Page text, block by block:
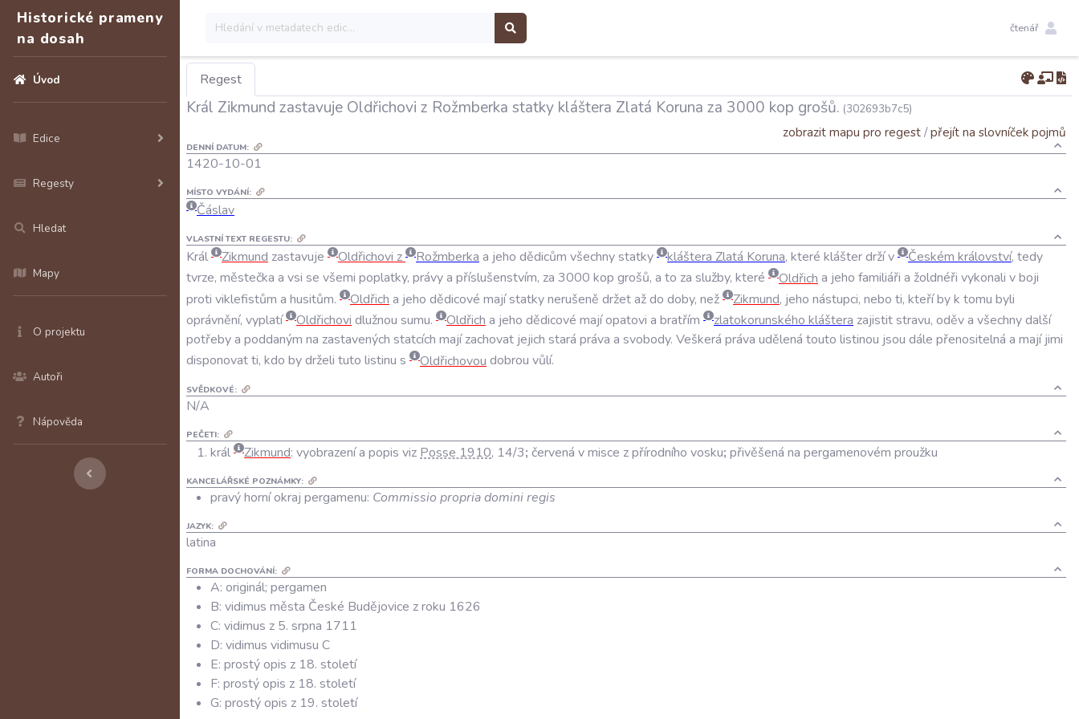
Historické prameny
na dosah
Úvod
Edice
Regesty
Hledat
Mapy
O projektu
Autoři
Nápověda
čtenář
Regest
Král Zikmund zastavuje Oldřichovi z Rožmberka statky kláštera Zlatá Koruna za 3000 kop grošů. (302693b7c5)
zobrazit mapu pro regest/přejít na slovníček pojmů
DENNÍ DATUM:
1420-10-01
MÍSTO VYDÁNÍ:
Čáslav
VLASTNÍ TEXT REGESTU:
Král Zikmund zastavuje Oldřichovi z Rožmberka a jeho dědicům všechnystatky kláštera Zlatá Koruna, které klášterdržív Českém království, tedy
tvrze, městečka a vsi se všemi poplatky, právya příslušenstvím, za 3000 kop grošů, a to za služby, které Oldřich a jeho familiáři a žoldnéři vykonali vboji
proti viklefistům a husitům. Oldřich a jeho dědicové majístatkynerušeně držetaždo doby, než Zikmund, jeho nástupci, nebo ti, kteříbyk tomu byli
oprávnění, vyplatí Oldřichovi dlužnou sumu. Oldřich a jeho dědicové majíopatovi a bratřím zlatokorunského kláštera zajistitstravu, oděva všechnydalší
potřebya poddaným na zastavených statcích mají zachovat jejich stará práva a svobody. Veškerá práva udělená touto listinou jsou dále přenositelná a mají jimi
disponovatti, kdo bydrželi tuto listinu s Oldřichovou dobrou vůlí.
SVĚDKOVÉ:
N/A
PEČETI:
král Zikmund: vyobrazení a popis viz Posse 1910, 14/3; červená v misce z přírodního vosku; přivěšená na pergamenovém proužku
KANCELÁŘSKÉ POZNÁMKY:
pravý horní okraj pergamenu: Commissio propria domini regis
JAZYK:
latina
FORMA DOCHOVÁNÍ:
A: originál; pergamen
B: vidimus města České Budějovice z roku 1626
C: vidimus z 5. srpna 1711
D: vidimus vidimusu C
E: prostý opis z 18. století
F: prostý opis z 18. století
G: prostý opis z 19. století